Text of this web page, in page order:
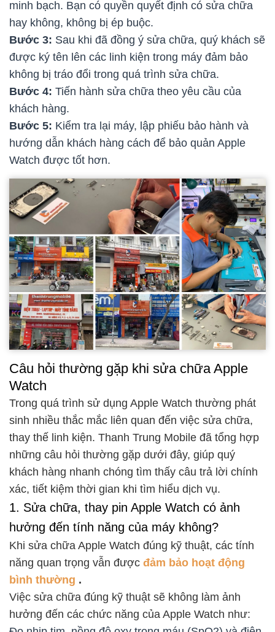
minh bạch. Bạn có quyền quyết định có sửa chữa
hay không, không bị ép buộc.
Bước 3: Sau khi đã đồng ý sửa chữa, quý khách sẽ
được ký tên lên các linh kiện trong máy đảm bảo
không bị tráo đổi trong quá trình sửa chữa.
Bước 4: Tiến hành sửa chữa theo yêu cầu của
khách hàng.
Bước 5: Kiểm tra lại máy, lập phiếu bảo hành và
hướng dẫn khách hàng cách để bảo quản Apple
Watch được tốt hơn.
Câu hỏi thường gặp khi sửa chữa Apple
Watch
Trong quá trình sử dụng Apple Watch thường phát
sinh nhiều thắc mắc liên quan đến việc sửa chữa,
thay thế linh kiện. Thanh Trung Mobile đã tổng hợp
những câu hỏi thường gặp dưới đây, giúp quý
khách hàng nhanh chóng tìm thấy câu trả lời chính
xác, tiết kiệm thời gian khi tìm hiểu dịch vụ.
1. Sửa chữa, thay pin Apple Watch có ảnh
hưởng đến tính năng của máy không?
Khi sửa chữa Apple Watch đúng kỹ thuật, các tính
năng quan trọng vẫn được đảm bảo hoạt động
bình thường .
Việc sửa chữa đúng kỹ thuật sẽ không làm ảnh
hưởng đến các chức năng của Apple Watch như: